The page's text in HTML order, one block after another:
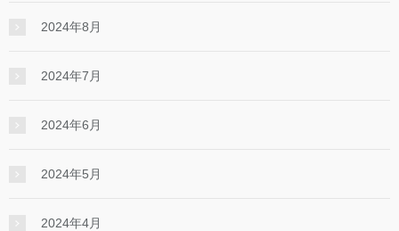
2024年8月
2024年7月
2024年6月
2024年5月
2024年4月